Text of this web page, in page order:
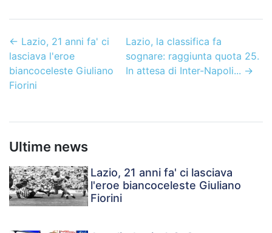
← Lazio, 21 anni fa' ci
lasciava l'eroe
biancoceleste Giuliano
Fiorini
Lazio, la classifica fa
sognare: raggiunta quota 25.
In attesa di Inter-Napoli... →
Ultime news
Lazio, 21 anni fa' ci lasciava
l'eroe biancoceleste Giuliano
Fiorini